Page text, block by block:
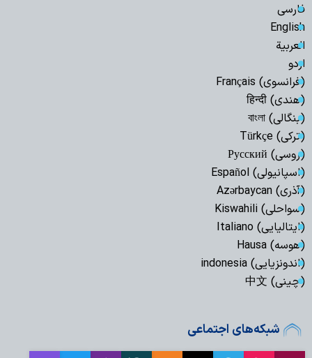
فارسی
English
العربیة
اردو
(فرانسوی) Français
(هندی) हिन्दी
(بنگالی) বাংলা
(ترکی) Türkçe
(روسی) Русский
(اسپانیولی) Español
(آذری) Azərbaycan
(سواحلی) Kiswahili
(ایتالیایی) Italiano
(هوسه) Hausa
(اندونزیایی) indonesia
(چینی) 中文
شبکه‌های اجتماعی